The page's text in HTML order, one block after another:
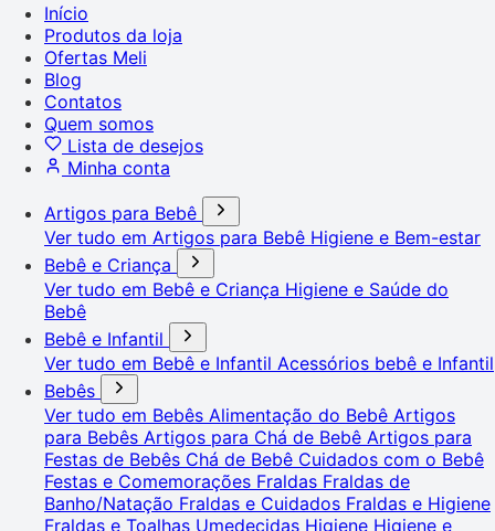
Início
Produtos da loja
Ofertas Meli
Blog
Contatos
Quem somos
Lista de desejos
Minha conta
Artigos para Bebê
Ver tudo em Artigos para Bebê Higiene e Bem-estar
Bebê e Criança
Ver tudo em Bebê e Criança Higiene e Saúde do
Bebê
Bebê e Infantil
Ver tudo em Bebê e Infantil Acessórios bebê e Infantil
Bebês
Ver tudo em Bebês Alimentação do Bebê Artigos
para Bebês Artigos para Chá de Bebê Artigos para
Festas de Bebês Chá de Bebê Cuidados com o Bebê
Festas e Comemorações Fraldas Fraldas de
Banho/Natação Fraldas e Cuidados Fraldas e Higiene
Fraldas e Toalhas Umedecidas Higiene Higiene e